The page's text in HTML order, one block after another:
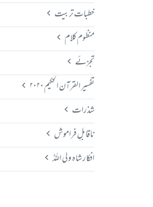
خطبات تربیت
منظوم کلام
تجزئے
تفسیر القرآن الحکیم ۲۰۲۰
شذرات
ناقابلِ فراموش
افکار شاہ ولی اللہؒ